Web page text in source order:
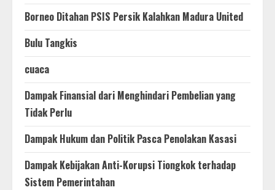
Borneo Ditahan PSIS Persik Kalahkan Madura United
Bulu Tangkis
cuaca
Dampak Finansial dari Menghindari Pembelian yang
Tidak Perlu
Dampak Hukum dan Politik Pasca Penolakan Kasasi
Dampak Kebijakan Anti-Korupsi Tiongkok terhadap
Sistem Pemerintahan